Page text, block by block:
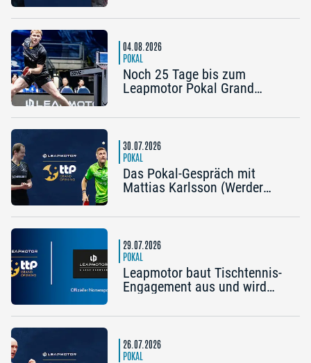
Mengel (Post SV
wäre noch einmal schön“
04.08.2026
POKAL
Noch 25 Tage bis zum
Leapmotor Pokal Grand
Tickets zum Preis von zwei
30.07.2026
POKAL
Das Pokal-Gespräch mit
Mattias Karlsson (Werder
(Trainer TTC Schwalbe
die frühe Chance auf etwas
Besonderes“
29.07.2026
POKAL
Leapmotor baut Tischtennis-
Engagement aus und wird
Grand Opening 2026 in
26.07.2026
POKAL